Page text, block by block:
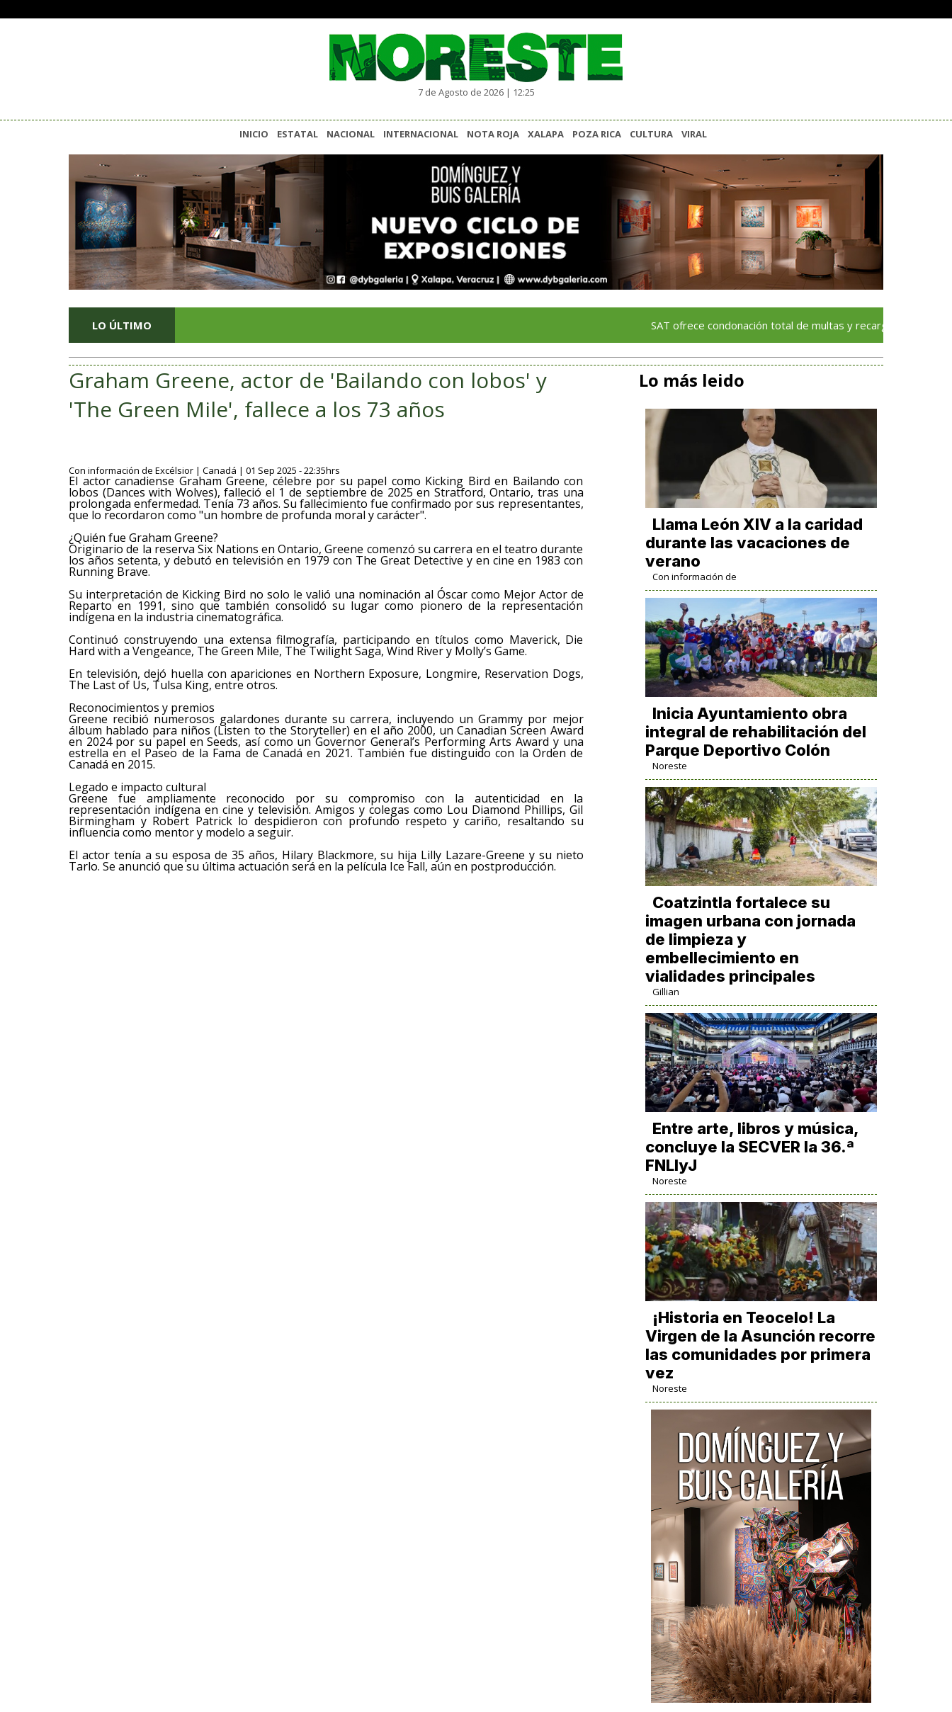
7 de Agosto de 2026 | 12:25
INICIO ESTATAL NACIONAL INTERNACIONAL NOTA ROJA XALAPA POZA RICA CULTURA VIRAL
LO ÚLTIMO SAT ofrece condonación total de multas y recargos para facilitar
Graham Greene, actor de 'Bailando con lobos' y
'The Green Mile', fallece a los 73 años
Con información de Excélsior | Canadá | 01 Sep 2025 - 22:35hrs
El actor canadiense Graham Greene, célebre por su papel como Kicking Bird en Bailando con
lobos (Dances with Wolves), falleció el 1 de septiembre de 2025 en Stratford, Ontario, tras una
prolongada enfermedad. Tenía 73 años. Su fallecimiento fue confirmado por sus representantes,
que lo recordaron como "un hombre de profunda moral y carácter".
¿Quién fue Graham Greene?
Originario de la reserva Six Nations en Ontario, Greene comenzó su carrera en el teatro durante
los años setenta, y debutó en televisión en 1979 con The Great Detective y en cine en 1983 con
Running Brave.
Su interpretación de Kicking Bird no solo le valió una nominación al Óscar como Mejor Actor de
Reparto en 1991, sino que también consolidó su lugar como pionero de la representación
indígena en la industria cinematográfica.
Continuó construyendo una extensa filmografía, participando en títulos como Maverick, Die
Hard with a Vengeance, The Green Mile, The Twilight Saga, Wind River y Molly’s Game.
En televisión, dejó huella con apariciones en Northern Exposure, Longmire, Reservation Dogs,
The Last of Us, Tulsa King, entre otros.
Reconocimientos y premios
Greene recibió numerosos galardones durante su carrera, incluyendo un Grammy por mejor
álbum hablado para niños (Listen to the Storyteller) en el año 2000, un Canadian Screen Award
en 2024 por su papel en Seeds, así como un Governor General’s Performing Arts Award y una
estrella en el Paseo de la Fama de Canadá en 2021. También fue distinguido con la Orden de
Canadá en 2015.
Legado e impacto cultural
Greene fue ampliamente reconocido por su compromiso con la autenticidad en la
representación indígena en cine y televisión. Amigos y colegas como Lou Diamond Phillips, Gil
Birmingham y Robert Patrick lo despidieron con profundo respeto y cariño, resaltando su
influencia como mentor y modelo a seguir.
El actor tenía a su esposa de 35 años, Hilary Blackmore, su hija Lilly Lazare-Greene y su nieto
Tarlo. Se anunció que su última actuación será en la película Ice Fall, aún en postproducción.
Lo más leido
Llama León XIV a la caridad
durante las vacaciones de
verano
Con información de
Inicia Ayuntamiento obra
integral de rehabilitación del
Parque Deportivo Colón
Noreste
Coatzintla fortalece su
imagen urbana con jornada
de limpieza y
embellecimiento en
vialidades principales
Gillian
Entre arte, libros y música,
concluye la SECVER la 36.ª
FNLIyJ
Noreste
​¡Historia en Teocelo! La
Virgen de la Asunción recorre
las comunidades por primera
vez
Noreste